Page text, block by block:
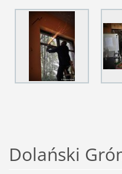
Dolański